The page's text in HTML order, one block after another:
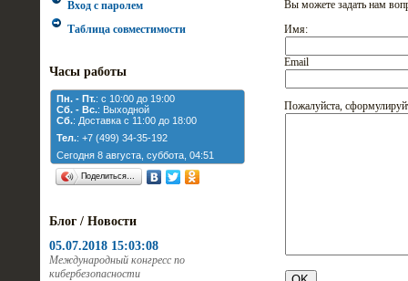
Вход с паролем
Таблица совместимости
Часы работы
Пн. - Пт.: с 10:00 до 19:00
Cб. - Вс.: Выходной
Cб.: Доставка с 11:00 до 18:00
Тел.: +7 (499) 34-35-192
Сегодня 8 августа, суббота, 04:51
Поделиться…
Блог / Новости
05.07.2018 15:03:08
Международный конгресс по
кибербезопасности
Вы можете задать нам
Имя:
Email
Пожалуйста,